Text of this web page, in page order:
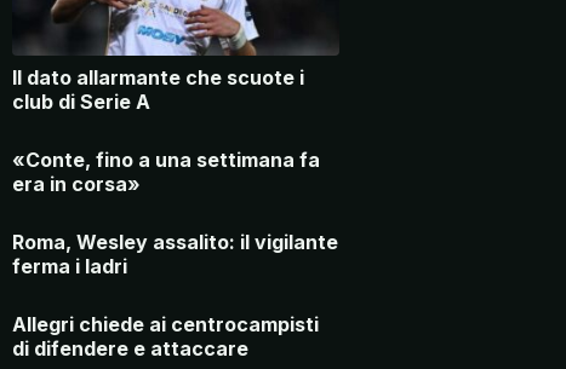
Il dato allarmante che scuote i
club di Serie A
«Conte, fino a una settimana fa
era in corsa»
Roma, Wesley assalito: il vigilante
ferma i ladri
Allegri chiede ai centrocampisti
di difendere e attaccare